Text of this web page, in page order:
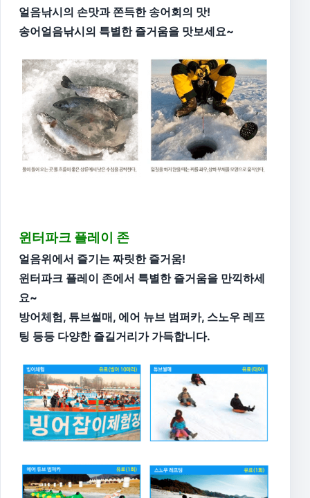
얼음낚시의 손맛과 쫀득한 송어회의 맛!
송어얼음낚시의 특별한 즐거움을 맛보세요~
윈터파크 플레이 존
얼음위에서 즐기는 짜릿한 즐거움!
윈터파크 플레이 존에서 특별한 즐거움을 만끽하세
요~
방어체험, 튜브썰매, 에어 뉴브 범퍼카, 스노우 레프
팅 등등 다양한 즐길거리가 가득합니다.